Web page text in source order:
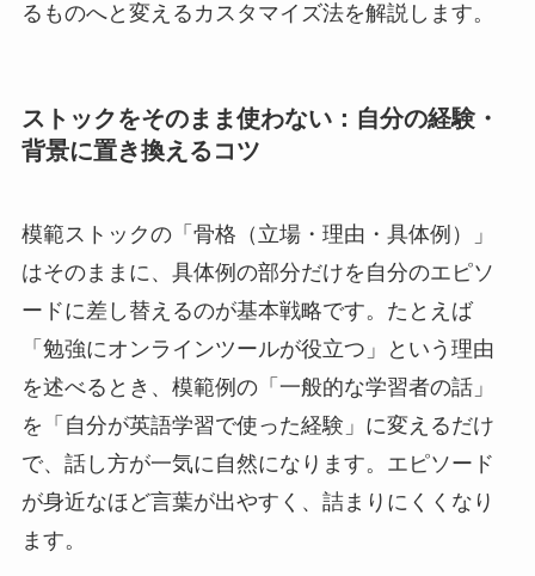
るものへと変えるカスタマイズ法を解説します。
ストックをそのまま使わない：自分の経験・
背景に置き換えるコツ
模範ストックの「骨格（立場・理由・具体例）」
はそのままに、具体例の部分だけを自分のエピソ
ードに差し替えるのが基本戦略です。たとえば
「勉強にオンラインツールが役立つ」という理由
を述べるとき、模範例の「一般的な学習者の話」
を「自分が英語学習で使った経験」に変えるだけ
で、話し方が一気に自然になります。エピソード
が身近なほど言葉が出やすく、詰まりにくくなり
ます。